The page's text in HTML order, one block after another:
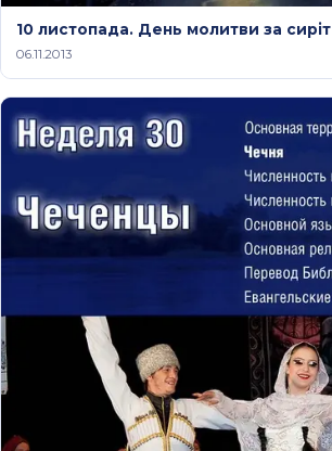
10 листопада. День молитви за сиріт
06.11.2013